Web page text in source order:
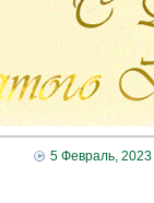
5 Февраль, 2023